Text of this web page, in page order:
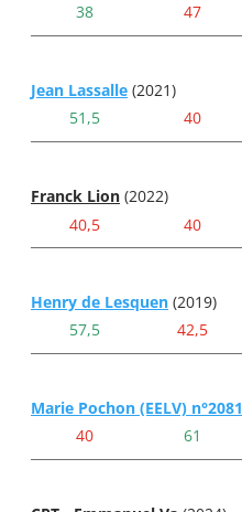
38
47
Jean Lassalle (2021)
51,5
40
Franck Lion (2022)
40,5
40
Henry de Lesquen (2019)
57,5
42,5
Marie Pochon (EELV) n°2081
40
61